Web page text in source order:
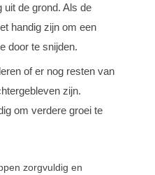
de grond. Als de
handig zijn om een
door te snijden.
of er nog resten van
zijn.
om verdere groei te
zorgvuldig en